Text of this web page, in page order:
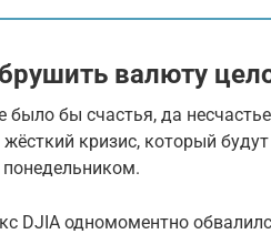
валюту
было бы счастья, да
жёсткий кризис, который
DJIA одномоментно